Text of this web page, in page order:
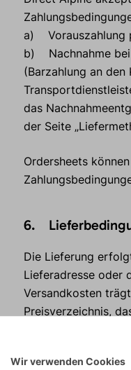
a) Vorauszahlung
b) Nachnahme bei
(Barzahlung an den
das
der Seite
Ordersheets
6.
Die Lieferung
Lieferadresse oder
Versandkosten
Preisverzeichnis,
das B2B-Portal von
Wir verwenden Cookies